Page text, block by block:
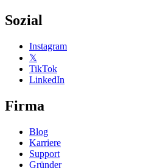
Sozial
Instagram
𝕏
TikTok
LinkedIn
Firma
Blog
Karriere
Support
Gründer